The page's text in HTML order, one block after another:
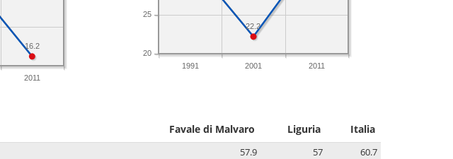
2011
16.2
1991 2001 2011
20
25
22.2
Favale di Malvaro Liguria Italia
57.9 57
60.7